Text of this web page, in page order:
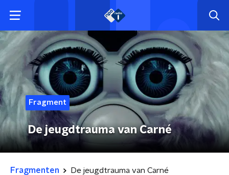
Fragment
De jeugdtrauma van Carné
Fragmenten De jeugdtrauma van Carné